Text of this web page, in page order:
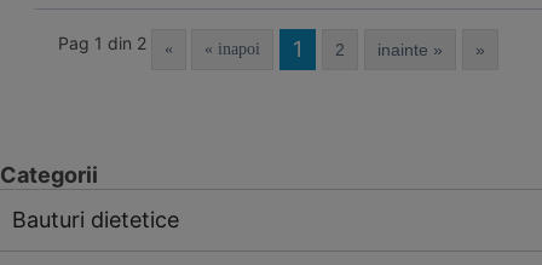
Pag 1 din 2 « « inapoi 1 2 inainte » »
Categorii
Bauturi dietetice